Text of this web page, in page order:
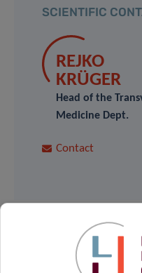
SCIENTIFIC
REJKO
KRÜGER
Head of the
Medicine Dept.
Contact